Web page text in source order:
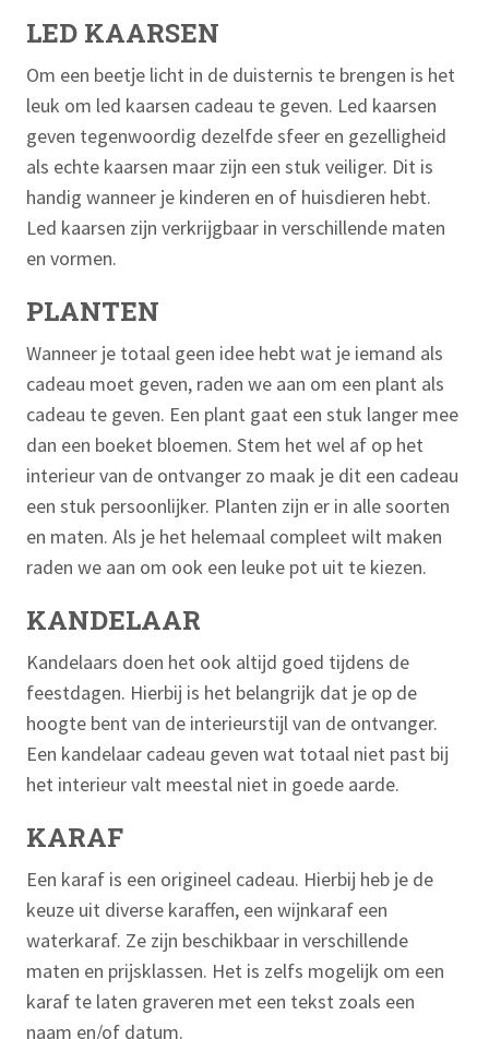
LED KAARSEN
Om een beetje licht in de duisternis te brengen is het
leuk om led kaarsen cadeau te geven. Led kaarsen
geven tegenwoordig dezelfde sfeer en gezelligheid
als echte kaarsen maar zijn een stuk veiliger. Dit is
handig wanneer je kinderen en of huisdieren hebt.
Led kaarsen zijn verkrijgbaar in verschillende maten
en vormen.
PLANTEN
Wanneer je totaal geen idee hebt wat je iemand als
cadeau moet geven, raden we aan om een plant als
cadeau te geven. Een plant gaat een stuk langer mee
dan een boeket bloemen. Stem het wel af op het
interieur van de ontvanger zo maak je dit een cadeau
een stuk persoonlijker. Planten zijn er in alle soorten
en maten. Als je het helemaal compleet wilt maken
raden we aan om ook een leuke pot uit te kiezen.
KANDELAAR
Kandelaars doen het ook altijd goed tijdens de
feestdagen. Hierbij is het belangrijk dat je op de
hoogte bent van de interieurstijl van de ontvanger.
Een kandelaar cadeau geven wat totaal niet past bij
het interieur valt meestal niet in goede aarde.
KARAF
Een karaf is een origineel cadeau. Hierbij heb je de
keuze uit diverse karaffen, een wijnkaraf een
waterkaraf. Ze zijn beschikbaar in verschillende
maten en prijsklassen. Het is zelfs mogelijk om een
karaf te laten graveren met een tekst zoals een
naam en/of datum.